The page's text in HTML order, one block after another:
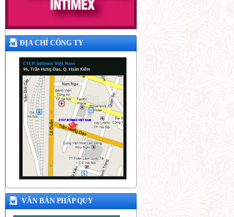
ĐỊA CHỈ CÔNG TY
VĂN BẢN PHÁP QUY